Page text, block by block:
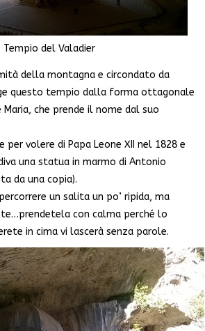
Tempio del Valadier
della montagna e circondato da
questo tempio dalla forma ottagonale
che prende il nome dal suo
volere di Papa Leone XII nel 1828 e
una statua in marmo di Antonio
da una copia).
un salita un po’ ripida, ma
con calma perché lo
in cima vi lascerà senza parole.